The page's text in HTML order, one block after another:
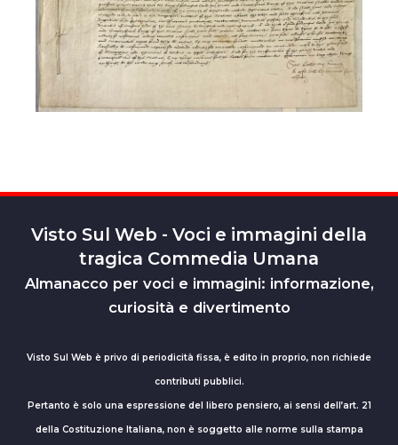
Visto Sul Web - Voci e immagini della
tragica Commedia Umana
Almanacco per voci e immagini: informazione,
curiosità e divertimento
Visto Sul Web è privo di periodicità fissa, è edito in proprio, non richiede
contributi pubblici.
Pertanto è solo una espressione del libero pensiero, ai sensi dell’art. 21
della Costituzione Italiana, non è soggetto alle norme sulla stampa